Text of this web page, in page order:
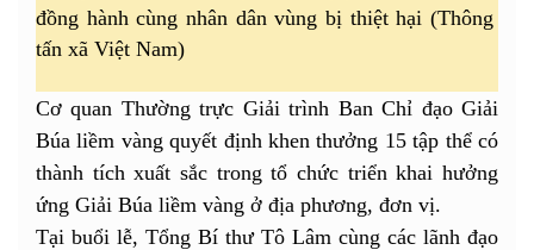
đồng hành cùng nhân dân vùng bị thiệt hại (Thông
tấn xã Việt Nam)
Cơ quan Thường trực Giải trình Ban Chỉ đạo Giải
Búa liềm vàng quyết định khen thưởng 15 tập thể có
thành tích xuất sắc trong tổ chức triển khai hưởng
ứng Giải Búa liềm vàng ở địa phương, đơn vị.
Tại buổi lễ, Tổng Bí thư Tô Lâm cùng các lãnh đạo